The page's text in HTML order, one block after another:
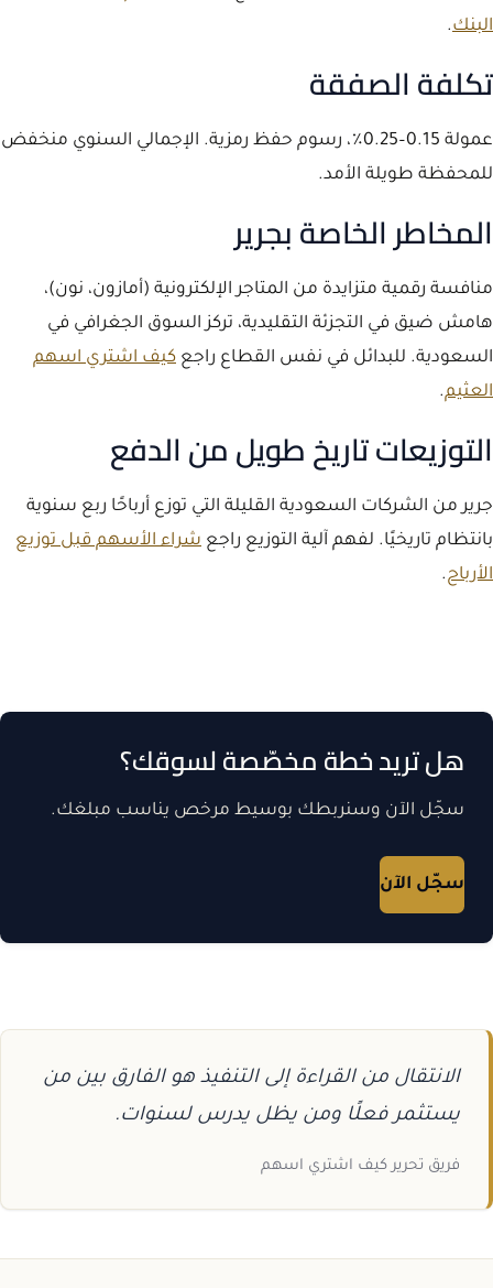
البنك.
تكلفة الصفقة
عمولة 0.15–0.25٪، رسوم حفظ رمزية. الإجمالي السنوي منخفض
للمحفظة طويلة الأمد.
المخاطر الخاصة بجرير
منافسة رقمية متزايدة من المتاجر الإلكترونية (أمازون، نون)،
هامش ضيق في التجزئة التقليدية، تركز السوق الجغرافي في
السعودية. للبدائل في نفس القطاع راجع كيف اشتري اسهم
العثيم.
التوزيعات تاريخ طويل من الدفع
جرير من الشركات السعودية القليلة التي توزع أرباحًا ربع سنوية
بانتظام تاريخيًا. لفهم آلية التوزيع راجع شراء الأسهم قبل توزيع
الأرباح.
هل تريد خطة مخصّصة لسوقك؟
سجّل الآن وسنربطك بوسيط مرخص يناسب مبلغك.
سجّل الآن
الانتقال من القراءة إلى التنفيذ هو الفارق بين من
يستثمر فعلًا ومن يظل يدرس لسنوات.
فريق تحرير كيف اشتري اسهم